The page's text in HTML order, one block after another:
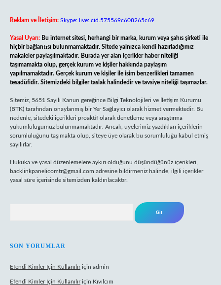
Reklam ve İletişim: Skype: live:.cid.575569c608265c69
Yasal Uyarı: Bu internet sitesi, herhangi bir marka, kurum veya şahıs şirketi ile
hiçbir bağlantısı bulunmamaktadır. Sitede yalnızca kendi hazırladığımız
makaleler paylaşılmaktadır. Burada yer alan içerikler haber niteliği
taşımamakta olup, gerçek kurum ve kişiler hakkında paylaşım
yapılmamaktadır. Gerçek kurum ve kişiler ile isim benzerlikleri tamamen
tesadüfidir. Sitemizdeki bilgiler taslak halindedir ve tavsiye niteliği taşımazlar.
Sitemiz, 5651 Sayılı Kanun gereğince Bilgi Teknolojileri ve İletişim Kurumu
(BTK) tarafından onaylanmış bir Yer Sağlayıcı olarak hizmet vermektedir. Bu
nedenle, sitedeki içerikleri proaktif olarak denetleme veya araştırma
yükümlülüğümüz bulunmamaktadır. Ancak, üyelerimiz yazdıkları içeriklerin
sorumluluğunu taşımakta olup, siteye üye olarak bu sorumluluğu kabul etmiş
sayılırlar.
Hukuka ve yasal düzenlemelere aykırı olduğunu düşündüğünüz içerikleri,
backlinkpanelicomtr@gmail.com adresine bildirmeniz halinde, ilgili içerikler
yasal süre içerisinde sitemizden kaldırılacaktır.
SON YORUMLAR
Efendi Kimler Için Kullanılıriçin admin
Efendi Kimler Için Kullanılıriçin Kıvılcım